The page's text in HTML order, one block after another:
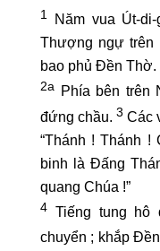
1
Năm vua Út-
Thượng ngự trên
bao phủ Đền Thờ.
2a Phía bên trên
đứng chầu. 3 Các
“Thánh ! Thánh
binh là Đấng
quang Chúa !”
4 Tiếng tung hô
chuyển ; khắp